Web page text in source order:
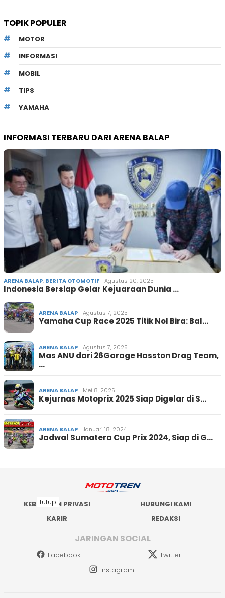
TOPIK POPULER
MOTOR
INFORMASI
MOBIL
TIPS
YAMAHA
INFORMASI TERBARU DARI ARENA BALAP
ARENA BALAP, BERITA OTOMOTIF Agustus 20, 2025
Indonesia Bersiap Gelar Kejuaraan Dunia …
ARENA BALAP Agustus 7, 2025
Yamaha Cup Race 2025 Titik Nol Bira: Bal…
ARENA BALAP Agustus 7, 2025
Mas ANU dari 26Garage Hasston Drag Team,
…
ARENA BALAP Mei 8, 2025
Kejurnas Motoprix 2025 Siap Digelar di S…
ARENA BALAP Januari 18, 2024
Jadwal Sumatera Cup Prix 2024, Siap di G…
KEBIJAKAN PRIVASI
HUBUNGI KAMI
KARIR
REDAKSI
JARINGAN SOCIAL
Facebook
Twitter
Instagram
tutup